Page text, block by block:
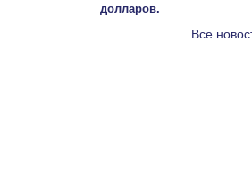
долларов.
Все